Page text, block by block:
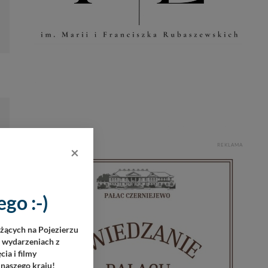
REKLAMA
×
:-)
na Pojezierzu
z
i filmy
kraju!